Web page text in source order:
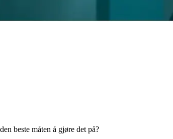
beste måten å gjøre det på?